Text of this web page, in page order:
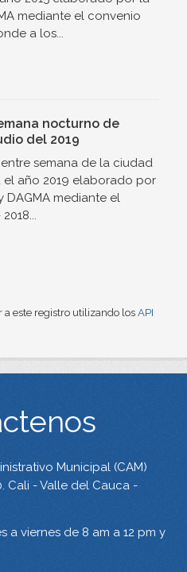
mediante el convenio
a los...
nocturno de
del 2019
semana de la ciudad
año 2019 elaborado por
DAGMA mediante el
este registro utilizando los API
Municipal (CAM)
Cali - Valle del Cauca -
a viernes de 8 am a 12 pm y